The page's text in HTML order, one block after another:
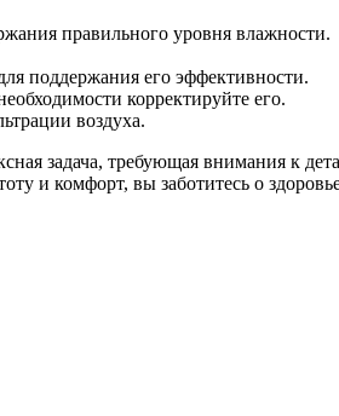
правильного уровня влажности.
поддержания его эффективности.
корректируйте его.
воздуха.
задача, требующая внимания к
и комфорт, вы заботитесь о